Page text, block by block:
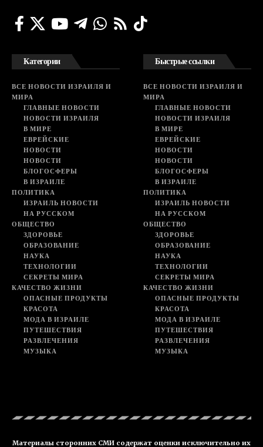
Категории
ВСЕ НОВОСТИ ИЗРАИЛЯ И
МИРА
ГЛАВНЫЕ НОВОСТИ
НОВОСТИ ИЗРАИЛЯ
В МИРЕ
ЕВРЕЙСКИЕ
НОВОСТИ
НОВОСТИ
БЛОГОСФЕРЫ
В ИЗРАИЛЕ
ПОЛИТИКА
ИЗРАИЛЬ НОВОСТИ
НА РУССКОМ
ОБЩЕСТВО
ЗДОРОВЬЕ
ОБРАЗОВАНИЕ
НАУКА
ТЕХНОЛОГИИ
СЕКРЕТЫ МИРА
КАЧЕСТВО ЖИЗНИ
ОПАСНЫЕ ПРОДУКТЫ
КРАСОТА
МОДА В ИЗРАИЛЕ
ПУТЕШЕСТВИЯ
РАЗВЛЕЧЕНИЯ
МУЗЫКА
Быстрые ссылки
ВСЕ НОВОСТИ ИЗРАИЛЯ И
МИРА
ГЛАВНЫЕ НОВОСТИ
НОВОСТИ ИЗРАИЛЯ
В МИРЕ
ЕВРЕЙСКИЕ
НОВОСТИ
НОВОСТИ
БЛОГОСФЕРЫ
В ИЗРАИЛЕ
ПОЛИТИКА
ИЗРАИЛЬ НОВОСТИ
НА РУССКОМ
ОБЩЕСТВО
ЗДОРОВЬЕ
ОБРАЗОВАНИЕ
НАУКА
ТЕХНОЛОГИИ
СЕКРЕТЫ МИРА
КАЧЕСТВО ЖИЗНИ
ОПАСНЫЕ ПРОДУКТЫ
КРАСОТА
МОДА В ИЗРАИЛЕ
ПУТЕШЕСТВИЯ
РАЗВЛЕЧЕНИЯ
МУЗЫКА
Материалы сторонних СМИ содержат оценки исключительно их